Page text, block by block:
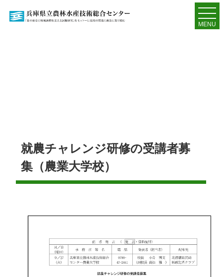
MENU
就農チャレンジ研修の受講者募
集（農業大学校）